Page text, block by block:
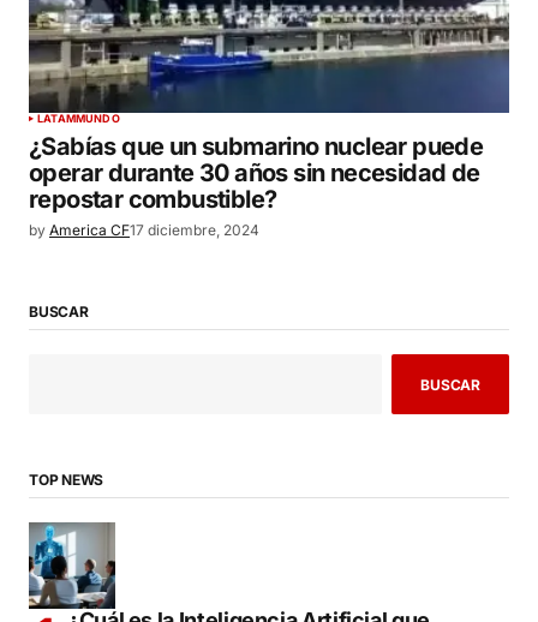
LATAMMUNDO
¿Sabías que un submarino nuclear puede
operar durante 30 años sin necesidad de
repostar combustible?
by America CF17 diciembre, 2024
BUSCAR
BUSCAR
TOP NEWS